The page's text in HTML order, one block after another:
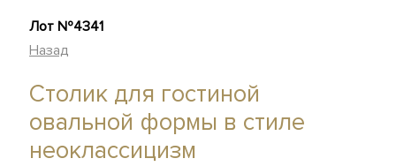
Лот №4341
Назад
Столик для гостиной
овальной формы в стиле
неоклассицизм